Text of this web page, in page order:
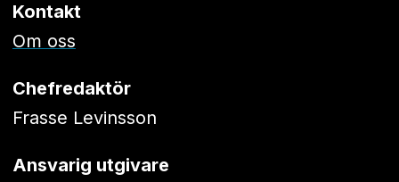
Kontakt
Om oss
Chefredaktör
Frasse Levinsson
Ansvarig utgivare